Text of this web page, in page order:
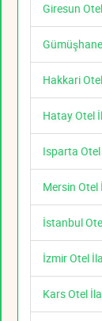
Giresun
Hakkari
Hatay Otel
Isparta
Mersin Otel
İstanbul
İzmir Otel
Kars Otel